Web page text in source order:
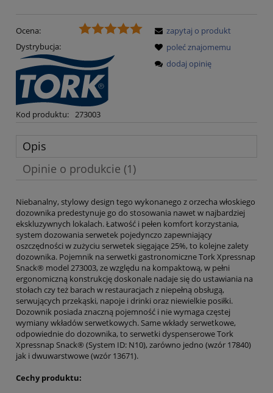
Ocena:
Dystrybucja:
Kod produktu: 273003
zapytaj o produkt
poleć znajomemu
dodaj opinię
Opis
Opinie o produkcie (1)
Niebanalny, stylowy design tego wykonanego z orzecha włoskiego
dozownika predestynuje go do stosowania nawet w najbardziej
ekskluzywnych lokalach. Łatwość i pełen komfort korzystania,
system dozowania serwetek pojedynczo zapewniający
oszczędności w zużyciu serwetek sięgające 25%, to kolejne zalety
dozownika. Pojemnik na serwetki gastronomiczne Tork Xpressnap
Snack® model 273003, ze względu na kompaktową, w pełni
ergonomiczną konstrukcję doskonale nadaje się do ustawiania na
stołach czy też barach w restauracjach z niepełną obsługą,
serwujących przekąski, napoje i drinki oraz niewielkie posiłki.
Dozownik posiada znaczną pojemność i nie wymaga częstej
wymiany wkładów serwetkowych. Same wkłady serwetkowe,
odpowiednie do dozownika, to serwetki dyspenserowe Tork
Xpressnap Snack® (System ID: N10), zarówno jedno (wzór 17840)
jak i dwuwarstwowe (wzór 13671).
Cechy produktu: